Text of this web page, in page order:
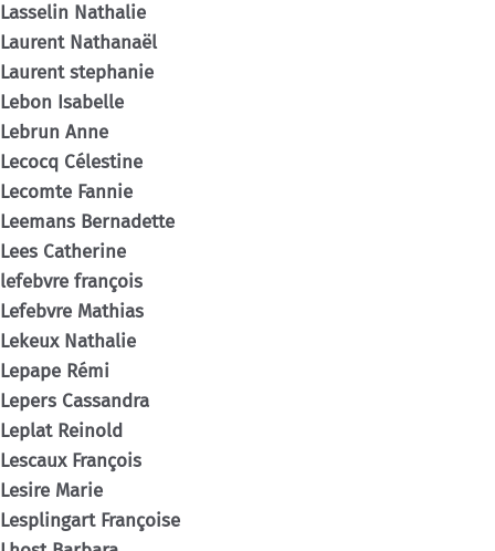
Lasselin Nathalie
Laurent Nathanaël
Laurent stephanie
Lebon Isabelle
Lebrun Anne
Lecocq Célestine
Lecomte Fannie
Leemans Bernadette
Lees Catherine
lefebvre françois
Lefebvre Mathias
Lekeux Nathalie
Lepape Rémi
Lepers Cassandra
Leplat Reinold
Lescaux François
Lesire Marie
Lesplingart Françoise